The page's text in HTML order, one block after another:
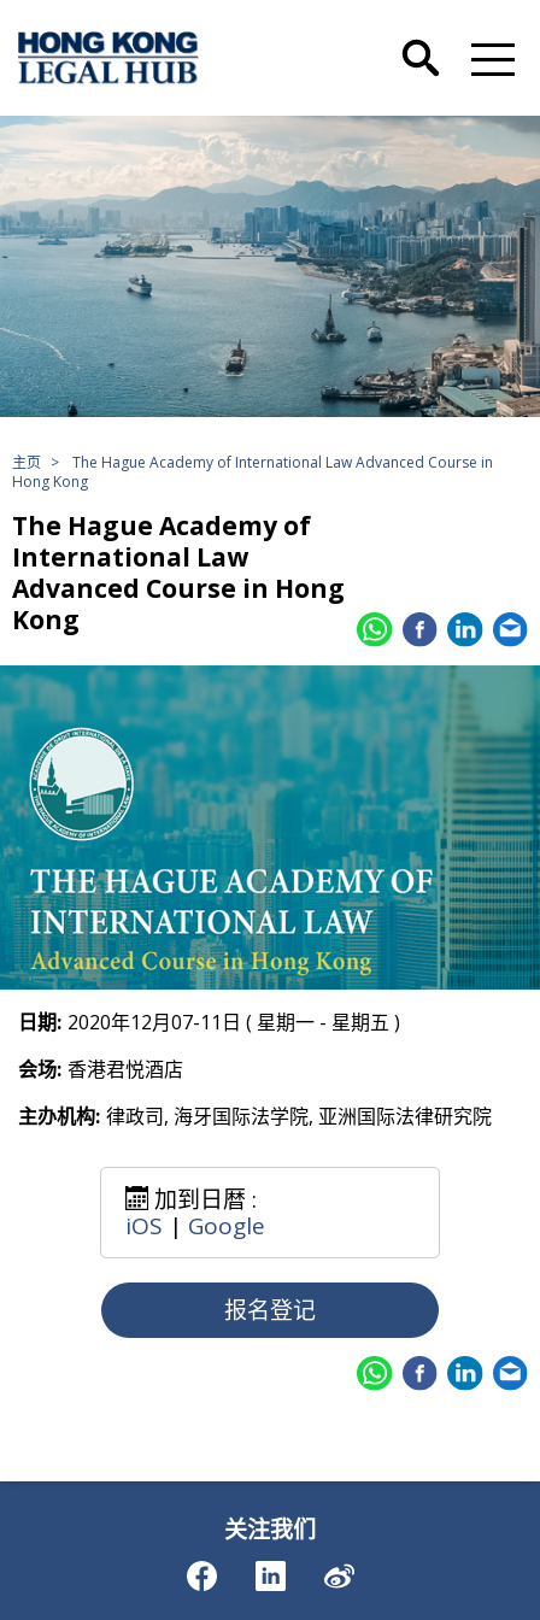
主页 >
The Hague Academy of International Law Advanced Course in
Hong Kong
The Hague Academy of
International Law
Advanced Course in Hong
Kong
日期: 2020年12月07-11日 ( 星期一 - 星期五 )
会场: 香港君悦酒店
主办机构: 律政司, 海牙国际法学院, 亚洲国际法律研究院
加到日暦 :
iOS | Google
报名登记
关注我们